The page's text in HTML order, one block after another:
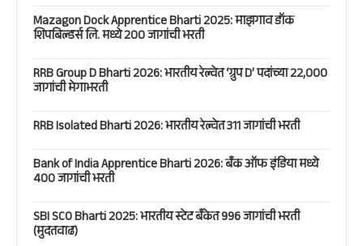
Mazagon Dock Apprentice Bharti 2025: माझगाव डॉक
शिपबिल्डर्स लि. मध्ये 200 जागांची भरती
RRB Group D Bharti 2026: भारतीय रेल्वेत ‘ग्रुप D’ पदांच्या 22,000
जागांची मेगाभरती
RRB Isolated Bharti 2026: भारतीय रेल्वेत 311 जागांची भरती
Bank of India Apprentice Bharti 2026: बँक ऑफ इंडिया मध्ये
400 जागांची भरती
SBI SCO Bharti 2025: भारतीय स्टेट बँकेत 996 जागांची भरती
(मुदतवाढ)